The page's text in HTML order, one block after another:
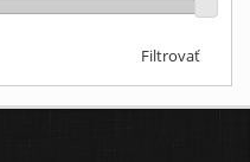
Filtrovať